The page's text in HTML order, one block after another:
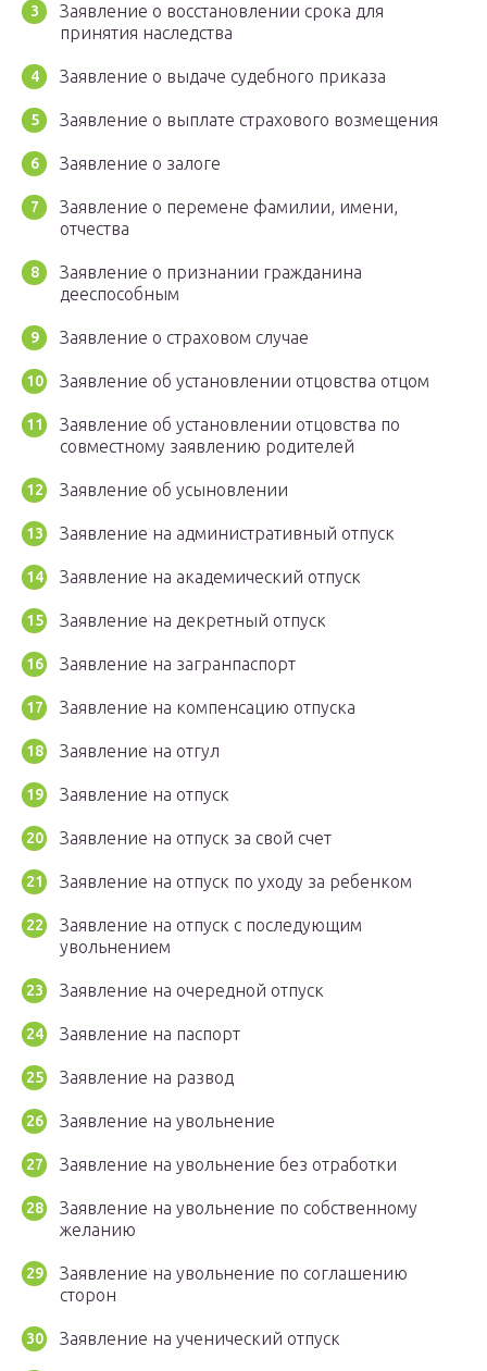
Заявление о восстановлении срока для
принятия наследства
Заявление о выдаче судебного приказа
Заявление о выплате страхового возмещения
Заявление о залоге
Заявление о перемене фамилии, имени,
отчества
Заявление о признании гражданина
дееспособным
Заявление о страховом случае
Заявление об установлении отцовства отцом
Заявление об установлении отцовства по
совместному заявлению родителей
Заявление об усыновлении
Заявление на административный отпуск
Заявление на академический отпуск
Заявление на декретный отпуск
Заявление на загранпаспорт
Заявление на компенсацию отпуска
Заявление на отгул
Заявление на отпуск
Заявление на отпуск за свой счет
Заявление на отпуск по уходу за ребенком
Заявление на отпуск с последующим
увольнением
Заявление на очередной отпуск
Заявление на паспорт
Заявление на развод
Заявление на увольнение
Заявление на увольнение без отработки
Заявление на увольнение по собственному
желанию
Заявление на увольнение по соглашению
сторон
Заявление на ученический отпуск